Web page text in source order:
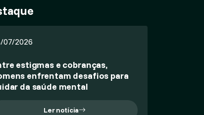
07/2026
estigmas e cobranças,
enfrentam desafios para
da saúde mental
Ler notícia